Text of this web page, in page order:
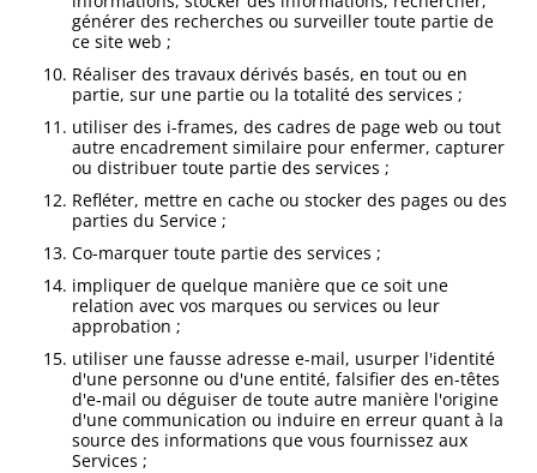
générer des recherches ou surveiller toute partie de
ce site web ;
Réaliser des travaux dérivés basés, en tout ou en
partie, sur une partie ou la totalité des services ;
utiliser des i-frames, des cadres de page web ou tout
autre encadrement similaire pour enfermer, capturer
ou distribuer toute partie des services ;
Refléter, mettre en cache ou stocker des pages ou des
parties du Service ;
Co-marquer toute partie des services ;
impliquer de quelque manière que ce soit une
relation avec vos marques ou services ou leur
approbation ;
utiliser une fausse adresse e-mail, usurper l'identité
d'une personne ou d'une entité, falsifier des en-têtes
d'e-mail ou déguiser de toute autre manière l'origine
d'une communication ou induire en erreur quant à la
source des informations que vous fournissez aux
Services ;